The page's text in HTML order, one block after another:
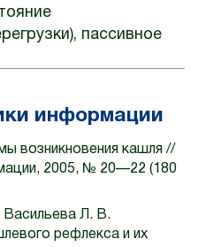
пассивное
информации
возникновения кашля //
2005, № 20—22 (180
Васильева Л. В.
рефлекса и их